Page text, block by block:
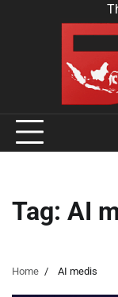
Tag: AI
Home AI medis